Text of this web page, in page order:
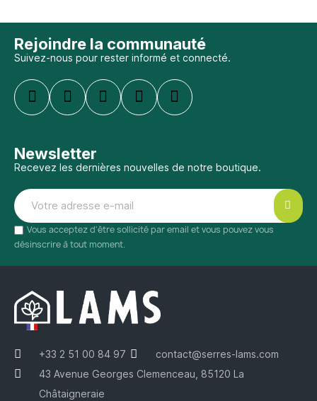
Rejoindre la communauté
Suivez-nous pour rester informé et connecté.
Newsletter
Recevez les dernières nouvelles de notre boutique.
Vous acceptez d'être sollicité par email et vous pouvez vous
désinscrire à tout moment.
+33 2 51 00 84 97
contact@serres-lams.com
43 Avenue Georges Clemenceau, 85120 La
Châtaigneraie